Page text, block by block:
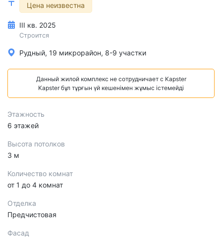
Цена неизвестна
III кв. 2025
Строится
Рудный, 19 микрорайон, 8-9 участки
Данный жилой комплекс не сотрудничает с Kapster
Kapster бұл тұрғын үй кешенімен жұмыс істемейді
Этажность
6 этажей
Высота потолков
3 м
Количество комнат
от 1 до 4 комнат
Отделка
Предчистовая
Фасад